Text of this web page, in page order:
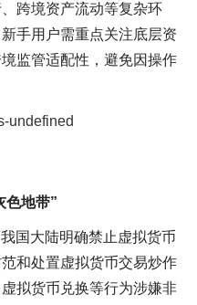
跨境资产流动等复杂环
手用户需重点关注底层资
监管适配性，避免因操作
色地带”
国大陆明确禁止虚拟货币
和处置虚拟货币交易炒作
拟货币兑换等行为涉嫌非